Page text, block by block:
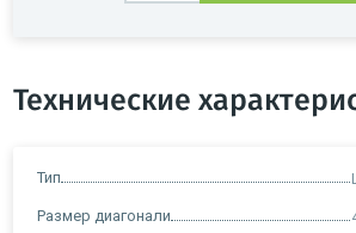
Технические
Тип
Размер диагонали